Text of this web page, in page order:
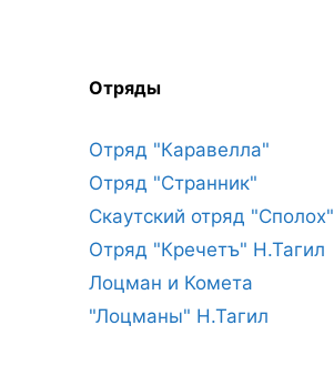
Отряды
Отряд "Каравелла"
Отряд "Странник"
Скаутский отряд "Сполох"
Отряд "Кречетъ" Н.Тагил
Лоцман и Комета
"Лоцманы" Н.Тагил